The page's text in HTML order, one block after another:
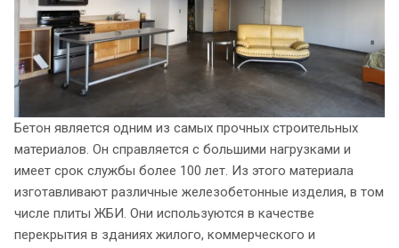
Бетон является одним из самых прочных строительных
материалов. Он справляется с большими нагрузками и
имеет срок службы более 100 лет. Из этого материала
изготавливают различные железобетонные изделия, в том
числе плиты ЖБИ. Они используются в качестве
перекрытия в зданиях жилого, коммерческого и